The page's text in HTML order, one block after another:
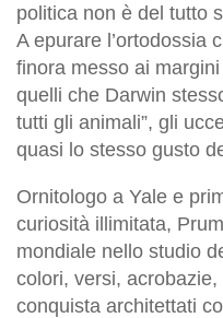
politica non è del tutto
A epurare l’ortodossia
finora messo ai
quelli che Darwin
tutti gli animali”, gli
quasi lo stesso gusto
Ornitologo a Yale e
curiosità illimitata,
mondiale nello studio
colori, versi,
conquista architettati